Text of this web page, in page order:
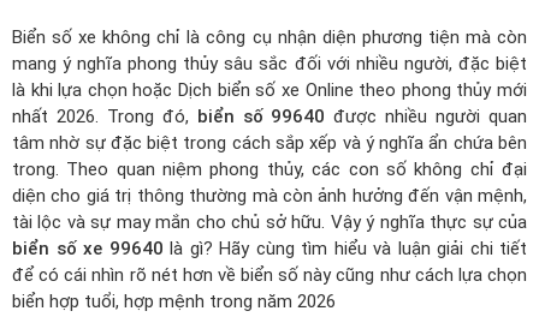
Biển số xe không chỉ là công cụ nhận diện phương tiện mà còn
mang ý nghĩa phong thủy sâu sắc đối với nhiều người, đặc biệt
là khi lựa chọn hoặcDịch biển số xe Online theo phong thủy mới
nhất 2026. Trong đó, biển số 99640 được nhiều người quan
tâm nhờ sự đặc biệt trong cách sắp xếp và ý nghĩa ẩn chứa bên
trong. Theo quan niệm phong thủy, các con số không chỉ đại
diện cho giá trị thông thường mà còn ảnh hưởng đến vận mệnh,
tài lộc và sự may mắn cho chủ sở hữu. Vậy ý nghĩa thực sự của
biển số xe 99640 là gì? Hãy cùng tìm hiểu và luận giải chi tiết
để có cái nhìn rõ nét hơn về biển số này cũng như cách lựa chọn
biển hợp tuổi, hợp mệnh trong năm 2026